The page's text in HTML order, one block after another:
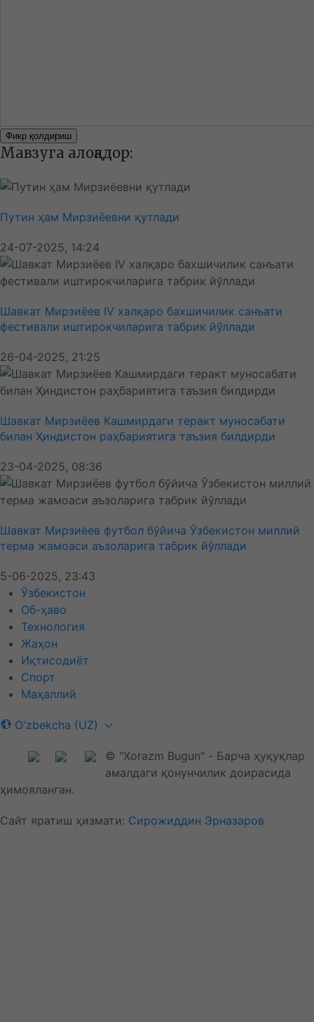
Фикр қолдириш
Мавзуга алоқадор:
Путин ҳам Мирзиёевни қутлади
24-07-2025, 14:24
Шавкат Мирзиёев IV халқаро бахшичилик санъати
фестивали иштирокчиларига табрик йўллади
26-04-2025, 21:25
Шавкат Мирзиёев Кашмирдаги теракт муносабати
билан Ҳиндистон раҳбариятига таъзия билдирди
23-04-2025, 08:36
Шавкат Мирзиёев футбол бўйича Ўзбекистон миллий
терма жамоаси аъзоларига табрик йўллади
5-06-2025, 23:43
Ўзбекистон
Об-ҳаво
Технология
Жаҳон
Иқтисодиёт
Спорт
Маҳаллий
O'zbekcha (UZ)
© "Xorazm Bugun" - Барча ҳуқуқлар
амалдаги қонунчилик доирасида
ҳимояланган.
Сайт яратиш ҳизмати: Сирожиддин Эрназаров